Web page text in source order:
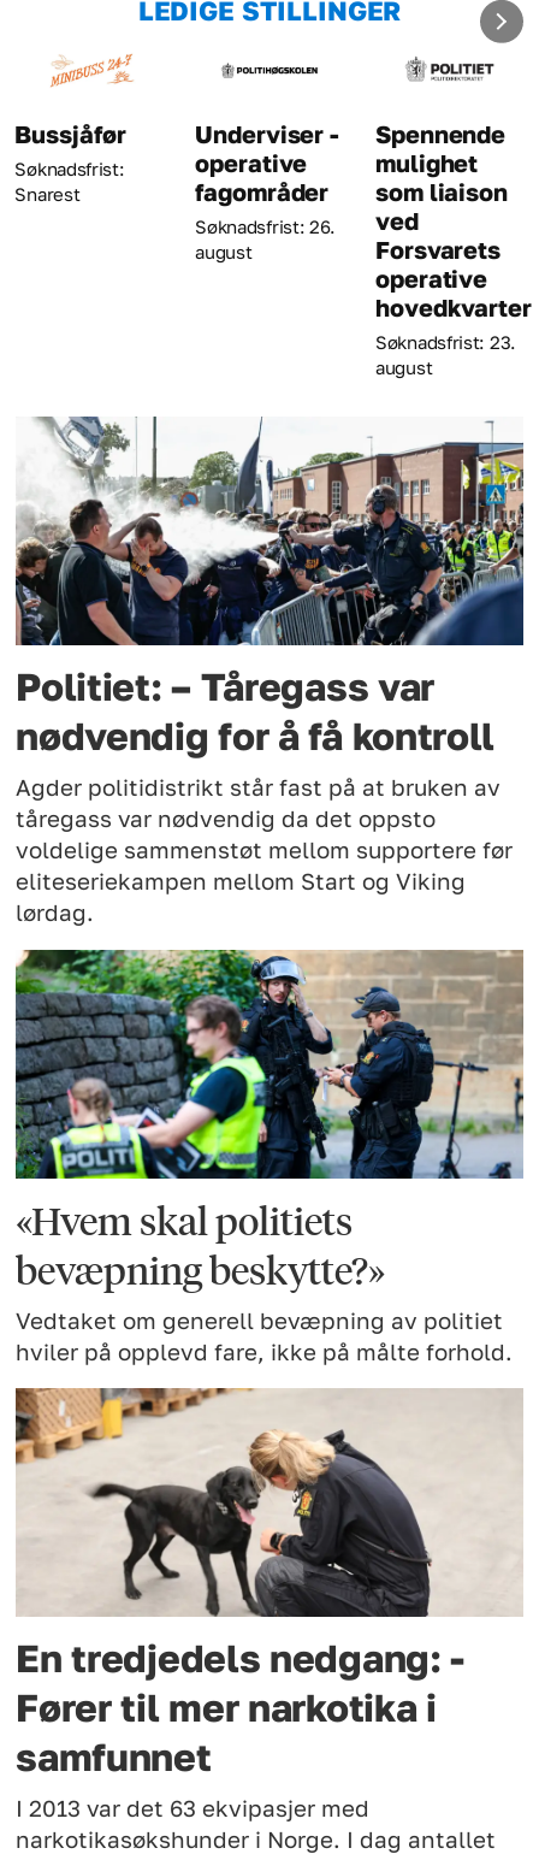
LEDIGE STILLINGER
Bussjåfør
Søknadsfrist:
Snarest
Underviser -
operative
fagområder
Søknadsfrist: 26.
august
Spennende
mulighet
som liaison
ved
Forsvarets
operative
hovedkvarter
Søknadsfrist: 23.
august
Politiet: – Tåregass var
nødvendig for å få kontroll
Agder politidistrikt står fast på at bruken av
tåregass var nødvendig da det oppsto
voldelige sammenstøt mellom supportere før
eliteseriekampen mellom Start og Viking
lørdag.
«Hvem skal politiets
bevæpning beskytte?»
Vedtaket om generell bevæpning av politiet
hviler på opplevd fare, ikke på målte forhold.
En tredjedels nedgang: -
Fører til mer narkotika i
samfunnet
I 2013 var det 63 ekvipasjer med
narkotikasøkshunder i Norge. I dag antallet